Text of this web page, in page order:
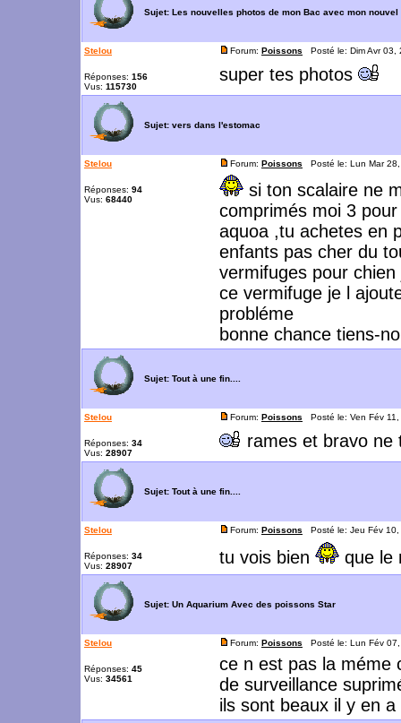
Sujet: Les nouvelles photos de mon Bac avec mon nouvel
Stelou
Réponses: 156
Vus: 115730
Forum: Poissons Posté le: Dim Avr
super tes photos
Sujet: vers dans l'estomac
Stelou
Réponses: 94
Vus: 68440
Forum: Poissons Posté le: Lun Mar
si ton scalaire ne
comprimés moi 3
aquoa ,tu achetes en
enfants pas cher du
vermifuges pour
ce vermifuge je l
probléme
bonne chance tiens-
Sujet: Tout à une fin....
Stelou
Réponses: 34
Vus: 28907
Forum: Poissons Posté le: Ven Fév
rames et bravo ne
Sujet: Tout à une fin....
Stelou
Réponses: 34
Vus: 28907
Forum: Poissons Posté le: Jeu Fév
tu vois bien que le
Sujet: Un Aquarium Avec des poissons Star
Stelou
Réponses: 45
Vus: 34561
Forum: Poissons Posté le: Lun Fév
ce n est pas la méme
de surveillance
ils sont beaux il y en